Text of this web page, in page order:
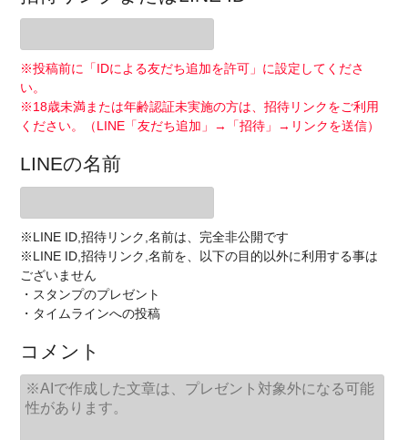
※投稿前に「IDによる友だち追加を許可」に設定してくださ
い。
※18歳未満または年齢認証未実施の方は、招待リンクをご利用
ください。（LINE「友だち追加」→「招待」→リンクを送信）
LINEの名前
※LINE ID,招待リンク,名前は、完全非公開です
※LINE ID,招待リンク,名前を、以下の目的以外に利用する事は
ございません
・スタンプのプレゼント
・タイムラインへの投稿
コメント